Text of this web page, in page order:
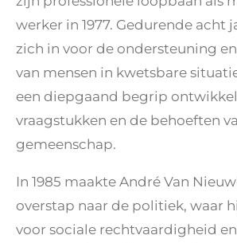
werker in 1977. Gedurende acht
zich in voor de ondersteuning
van mensen in kwetsbare
een diepgaand begrip
vraagstukken en de behoeften
gemeenschap.
In 1985 maakte André Van
overstap naar de politiek, waar
voor sociale rechtvaardigheid en